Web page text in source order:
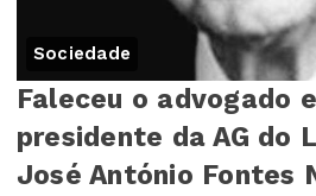
Sociedade
Faleceu o advogado
presidente da AG do
José António Fontes